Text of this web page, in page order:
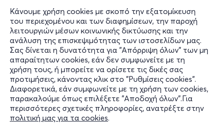
Κάνουμε χρήση cookies με σκοπό την εξατομίκευση
του περιεχομένου και των διαφημίσεων, την παροχή
λειτουργιών μέσων κοινωνικής δικτύωσης και την
ανάλυση της επισκεψιμότητας των ιστοσελίδων μας.
Σας δίνεται η δυνατότητα για "Απόρριψη όλων" των μη
απαραίτητων cookies, εάν δεν συμφωνείτε με τη
χρήση τους, ή μπορείτε να ορίσετε τις δικές σας
προτιμήσεις, κάνοντας κλικ στο "Ρυθμίσεις cookies".
Διαφορετικά, εάν συμφωνείτε με τη χρήση των cookies,
παρακαλούμε όπως επιλέξετε "Αποδοχή όλων".Για
περισσότερες σχετικές πληροφορίες, ανατρέξτε στην
πολιτική μας για τα cookies.
Πληροφορίες
Υποστήριξη
Stay Connected